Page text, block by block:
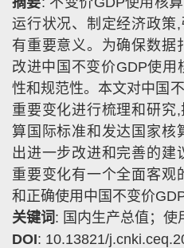
运行状况、制定经济政策,
有重要意义。为确保数据
改进中国不变价GDP使用
性和规范性。本文对中国
重要变化进行梳理和研究,
算国际标准和发达国家核
出进一步改进和完善的建
重要变化有一个全面客观
和正确使用中国不变价
关键词 : 国内生产总值；使
DOI: 10.13821/